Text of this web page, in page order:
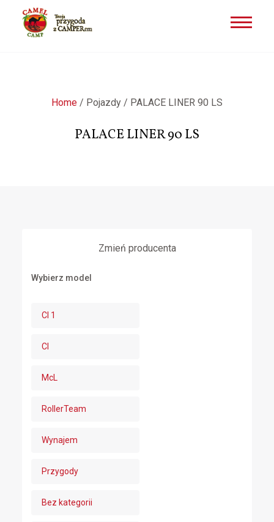
Home / Pojazdy / PALACE LINER 90 LS
PALACE LINER 90 LS
Zmień producenta
Wybierz model
CI 1
CI
McL
RollerTeam
Wynajem
Przygody
Bez kategorii